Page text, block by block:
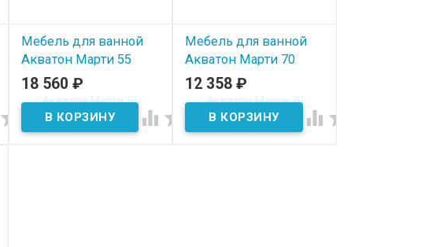

Мебель для ванной
Акватон Марти 55
В наличии
18 560 ₽
 
Мебель для ванной
Акватон Марти 70
В наличии
12 358₽
 